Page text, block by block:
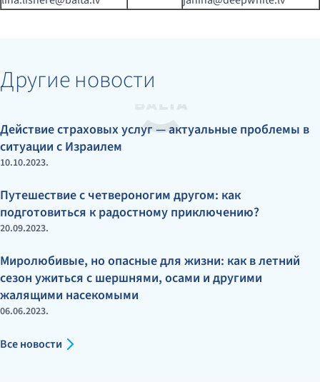
Другие новости
Действие страховых услуг — актуальные проблемы в
ситуации с Израилем
10.10.2023.
Путешествие с четвероногим другом: как
подготовиться к радостному приключению?
20.09.2023.
Миролюбивые, но опасные для жизни: как в летний
сезон ужиться с шершнями, осами и другими
жалящими насекомыми
06.06.2023.
Все новости